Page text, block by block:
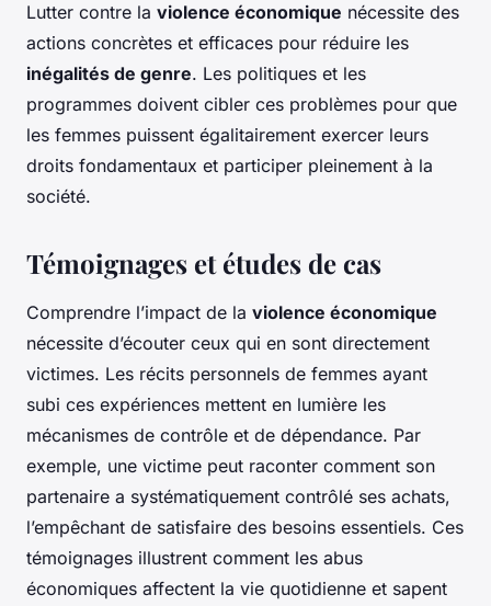
Lutter contre la violence économique nécessite des
actions concrètes et efficaces pour réduire les
inégalités de genre. Les politiques et les
programmes doivent cibler ces problèmes pour que
les femmes puissent égalitairement exercer leurs
droits fondamentaux et participer pleinement à la
société.
Témoignages et études de cas
Comprendre l’impact de la violence économique
nécessite d’écouter ceux qui en sont directement
victimes. Les récits personnels de femmes ayant
subi ces expériences mettent en lumière les
mécanismes de contrôle et de dépendance. Par
exemple, une victime peut raconter comment son
partenaire a systématiquement contrôlé ses achats,
l’empêchant de satisfaire des besoins essentiels. Ces
témoignages illustrent comment les abus
économiques affectent la vie quotidienne et sapent